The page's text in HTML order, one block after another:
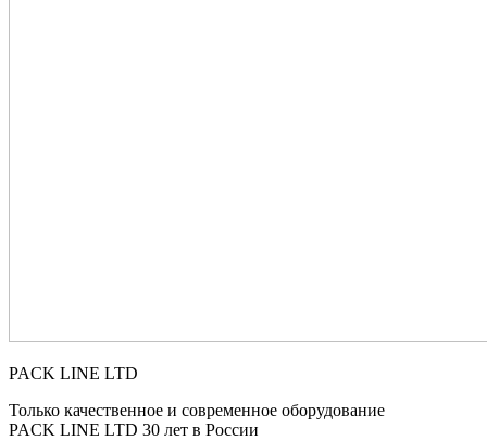
PACK LINE LTD
Только качественное и современное оборудование
PACK LINE LTD 30 лет в России